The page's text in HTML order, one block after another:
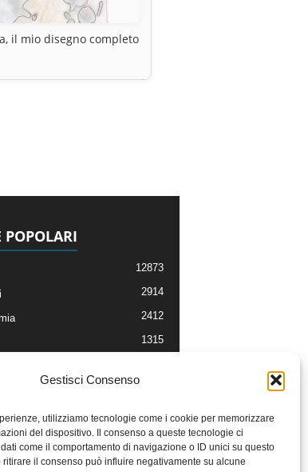
Gestisci Consenso
utilizziamo tecnologie come i cookie per memorizzare
del dispositivo. Il consenso a queste tecnologie ci
come il comportamento di navigazione o ID unici su questo
il consenso può influire negativamente su alcune
il mio disegno completo
POPOLARI
12873
2914
2412
1315
Line